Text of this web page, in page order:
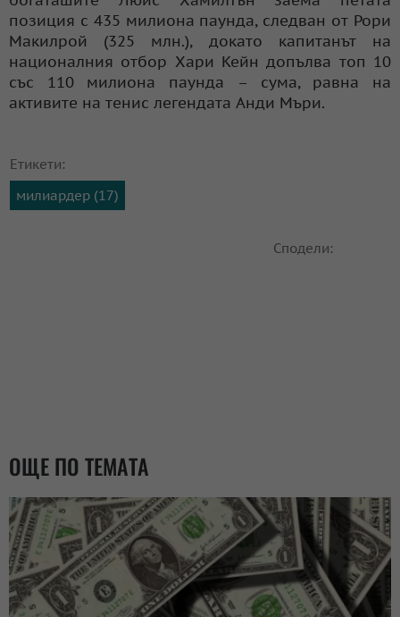
позиция с 435 милиона паунда, следван от Рори
Макилрой (325 млн.), докато капитанът на
националния отбор Хари Кейн допълва топ 10
със 110 милиона паунда – сума, равна на
активите на тенис легендата Анди Мъри.
Етикети:
милиардер (17)
Сподели:
ОЩЕ ПО ТЕМАТА